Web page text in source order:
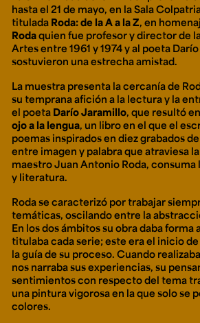
hasta el 21 de mayo, en la Sala
titulada Roda: de la A a la Z, en
Rodaquien fue profesor y director de
Artes entre 1961 y 1974 y al poeta
sostuvieron una estrecha amistad.
La muestra presenta la cercanía de
su temprana afición a la lectura y la
el poeta Darío Jaramillo, que resultó
ojo a la lengua, un libro en el que el
poemas inspirados en diez grabados
entre imagen y palabra que atraviesa
maestro Juan Antonio Roda,
y literatura.
Roda se caracterizó por trabajar
temáticas, oscilando entre la
En los dos ámbitos su obra daba forma
titulaba cada serie; este era el inicio
la guía de su proceso. Cuando
nos narraba sus experiencias, su
sentimientos con respecto del tema
una pintura vigorosa en la que solo se
colores.